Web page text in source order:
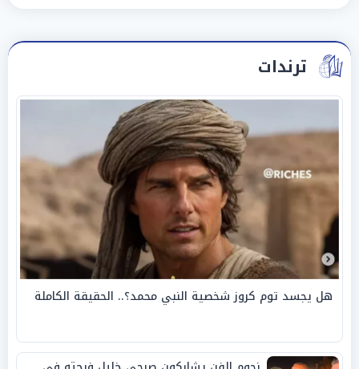
ترندات
هل يجسد توم كروز شخصية النبي محمد؟.. الحقيقة الكاملة